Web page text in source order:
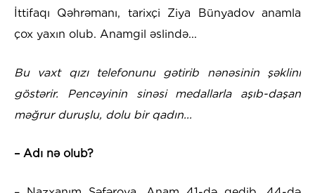
İttifaqı Qəhrəmanı, tarixçi Ziya Bünyadov anamla
çox yaxın olub. Anamgil əslində...
Bu vaxt qızı telefonunu gətirib nənəsinin şəklini
göstərir. Pencəyinin sinəsi medallarla aşıb-daşan
məğrur duruşlu, dolu bir qadın...
– Adı nə olub?